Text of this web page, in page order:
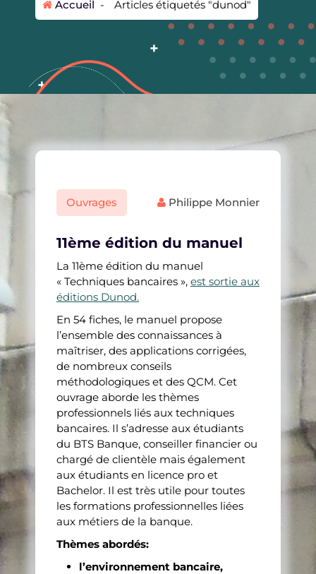
Accueil - Articles étiquetés "dunod"
Ouvrages Philippe Monnier
11ème édition du manuel
La 11ème édition du manuel
« Techniques bancaires », est sortie aux
éditions Dunod.
En 54 fiches, le manuel propose
l’ensemble des connaissances à
maîtriser, des applications corrigées,
de nombreux conseils
méthodologiques et des QCM. Cet
ouvrage aborde les thèmes
professionnels liés aux techniques
bancaires. Il s’adresse aux étudiants
du BTS Banque, conseiller financier ou
chargé de clientèle mais également
aux étudiants en licence pro et
Bachelor. Il est très utile pour toutes
les formations professionnelles liées
aux métiers de la banque.
Thèmes abordés:
l’environnement bancaire,